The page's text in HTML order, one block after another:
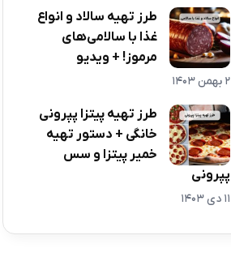
طرز تهیه سالاد و انواع
غذا با سالامی‌های
مرموز! + ویدیو
2 بهمن 1403
طرز تهیه پیتزا پپرونی
خانگی + دستور تهیه
خمیر پیتزا و سس
پپرونی
11 دی 1403